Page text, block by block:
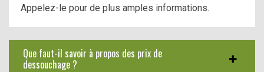
Appelez-le pour de plus amples informations.
Que faut-il savoir à propos des prix de
dessouchage ?